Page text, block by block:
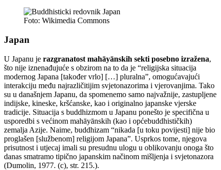
Foto: Wikimedia Commons
Japan
U Japanu je razgranatost mahāyānskih sekti posebno izražena,
što nije iznenađujuće s obzirom na to da je “religijska situacija
modernog Japana [također vrlo] […] pluralna”, omogućavajući
interakciju među najrazličitijim svjetonazorima i vjerovanjima. Tako
su u današnjem Japanu, da spomenemo samo najvažnije, zastupljene
indijske, kineske, kršćanske, kao i originalno japanske vjerske
tradicije. Situacija s buddhizmom u Japanu ponešto je specifična u
usporedbi s većinom mahāyānskih (kao i općebuddhističkih)
zemalja Azije. Naime, buddhizam “nikada [u toku povijesti] nije bio
proglašen [službenom] religijom Japana”. Usprkos tome, njegova
prisutnost i utjecaj imali su presudnu ulogu u oblikovanju onoga što
danas smatramo tipično japanskim načinom mišljenja i svjetonazora
(Dumolin, 1977. (c), str. 215.).